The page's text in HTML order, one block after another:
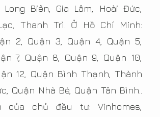
Long Biên, Gia Lâm, Hoài Đức,
Thanh Trì. Ở Hồ Chí Minh:
2, Quận 3, Quận 4, Quận 5,
7, Quận 8, Quận 9, Quận 10,
12, Quận Bình Thạnh, Thành
Quận Nhà Bè, Quận Tân Bình..
của chủ đầu tư: Vinhomes,